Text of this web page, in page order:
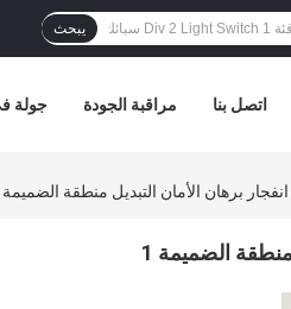
يبحث
جولة مراقبة الجودة اتصل بنا